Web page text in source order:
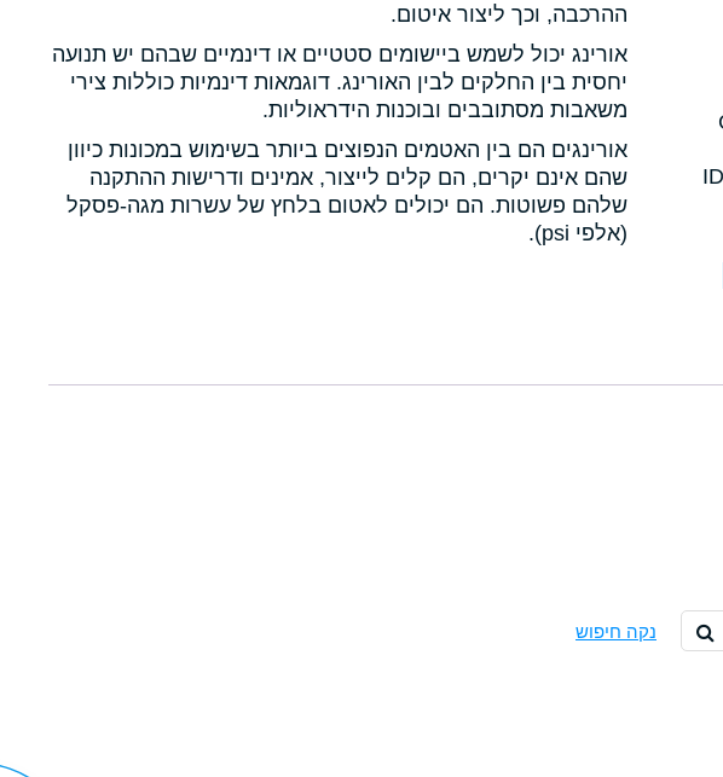
ההרכבה, וכך ליצור איטום.
אורינג יכול לשמש ביישומים סטטיים או דינמיים שבהם יש תנועה
יחסית בין החלקים לבין האורינג. דוגמאות דינמיות כוללות צירי
משאבות מסתובבים ובוכנות הידראוליות.
אורינגים הם בין האטמים הנפוצים ביותר בשימוש במכונות כיוון
שהם אינם יקרים, הם קלים לייצור, אמינים ודרישות ההתקנה
שלהם פשוטות. הם יכולים לאטום בלחץ של עשרות מגה-פסקל
(אלפי psi).
נקה חיפוש